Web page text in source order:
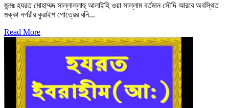
জন্মঃ হযরত মোহাম্মদ সাল্লাল্লাহু আলাইহি ওয়া সাল্লাম বর্তমান সৌদি আরবে অবস্থিত
মক্কা নগরীর কুরাইশ গোত্রের বনি...
Read More